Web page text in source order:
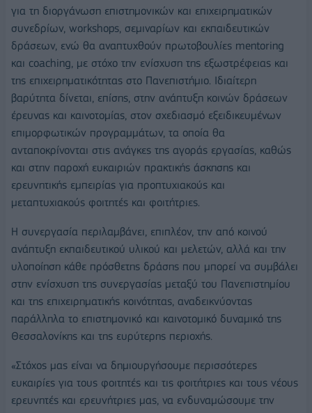
για τη διοργάνωση επιστημονικών και επιχειρηματικών
συνεδρίων, workshops, σεμιναρίων και εκπαιδευτικών
δράσεων, ενώ θα αναπτυχθούν πρωτοβουλίες mentoring
και coaching, με στόχο την ενίσχυση της εξωστρέφειας και
της επιχειρηματικότητας στο Πανεπιστήμιο. Ιδιαίτερη
βαρύτητα δίνεται, επίσης, στην ανάπτυξη κοινών δράσεων
έρευνας και καινοτομίας, στον σχεδιασμό εξειδικευμένων
επιμορφωτικών προγραμμάτων, τα οποία θα
ανταποκρίνονται στις ανάγκες της αγοράς εργασίας, καθώς
και στην παροχή ευκαιριών πρακτικής άσκησης και
ερευνητικής εμπειρίας για προπτυχιακούς και
μεταπτυχιακούς φοιτητές και φοιτήτριες.
Η συνεργασία περιλαμβάνει, επιπλέον, την από κοινού
ανάπτυξη εκπαιδευτικού υλικού και μελετών, αλλά και την
υλοποίηση κάθε πρόσθετης δράσης που μπορεί να συμβάλει
στην ενίσχυση της συνεργασίας μεταξύ του Πανεπιστημίου
και της επιχειρηματικής κοινότητας, αναδεικνύοντας
παράλληλα το επιστημονικό και καινοτομικό δυναμικό της
Θεσσαλονίκης και της ευρύτερης περιοχής.
«Στόχος μας είναι να δημιουργήσουμε περισσότερες
ευκαιρίες για τους φοιτητές και τις φοιτήτριες και τους νέους
ερευνητές και ερευνήτριες μας, να ενδυναμώσουμε την